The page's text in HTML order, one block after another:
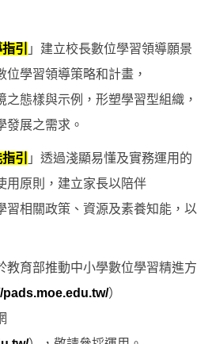
引 」建立校長數位學習領導願景
學習領導策略和計畫，
樣與示例，形塑學習型組織，
發展之需求。
引 」透過淺顯易懂及實務運用的
用原則，建立家長以陪伴
關政策、資源及素養知能，以
教育部推動中小學數位學習精進方
pads.moe.edu.tw/）